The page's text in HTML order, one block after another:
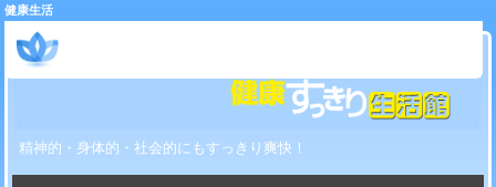
健康生活
精神的・身体的・社会的にもすっきり爽快！